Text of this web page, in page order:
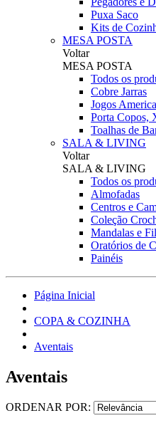
Puxa Saco
Kits de
MESA POSTA
Voltar
MESA POSTA
Todos os
Cobre Jarras
Jogos
Porta Copos,
Toalhas de
SALA & LIVING
Voltar
SALA & LIVING
Todos os
Almofadas
Centros e
Coleção
Mandalas e
Oratórios de
Painéis
Página Inicial
COPA & COZINHA
Aventais
Aventais
ORDENAR POR: